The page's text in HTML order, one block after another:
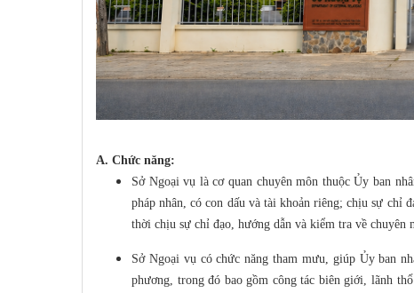
A. Chức năng:
Sở Ngoại vụ là cơ quan chuyên môn thuộc Ủy ban
pháp nhân, có con dấu và tài khoản riêng; chịu sự chỉ
thời chịu sự chỉ đạo, hướng dẫn và kiểm tra về chuyên
Sở Ngoại vụ có chức năng tham mưu, giúp Ủy ban
phương, trong đó bao gồm công tác biên giới, lãnh